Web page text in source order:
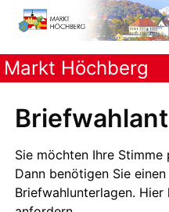
Markt Höchberg